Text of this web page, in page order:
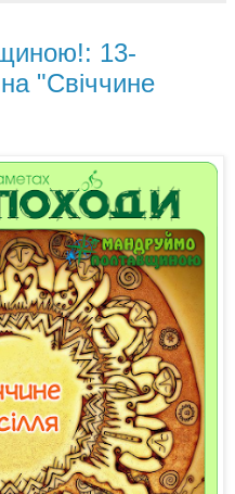
13-
"Свіччине